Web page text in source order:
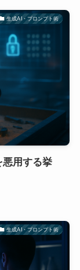
生成AI・プロンプト術
悪用する挙
生成AI・プロンプト術